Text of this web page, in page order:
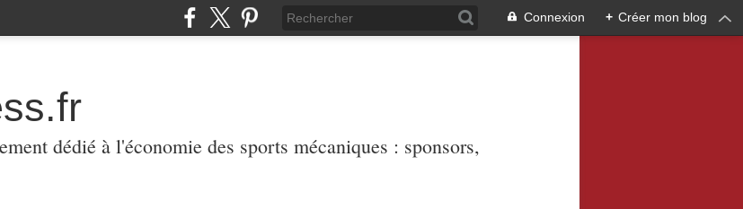
Connexion + Créer mon blog
dédié à l'économie des sports mécaniques : sponsors,